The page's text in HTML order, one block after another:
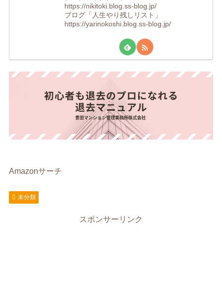
https://nikitoki.blog.ss-blog.jp/
ブログ「人生やり残しリスト」
https://yarinokoshi.blog.ss-blog.jp/
Amazonサーチ
未分類
スポンサーリンク